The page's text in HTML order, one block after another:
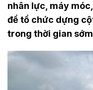
nhân lực, máy
để tổ chức dựng
trong thời gian